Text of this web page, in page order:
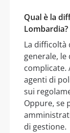
Qual è la
Lombardia?
La difficoltà
generale,
complicate.
agenti di
sui
Oppure, se
di gestione.